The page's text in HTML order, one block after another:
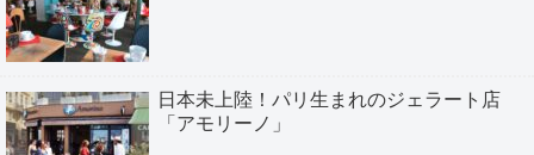
日本未上陸！パリ生まれのジェラート店
「アモリーノ」